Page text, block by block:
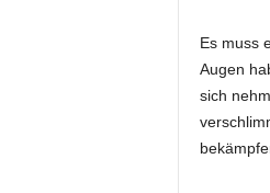
Es muss
Augen
sich